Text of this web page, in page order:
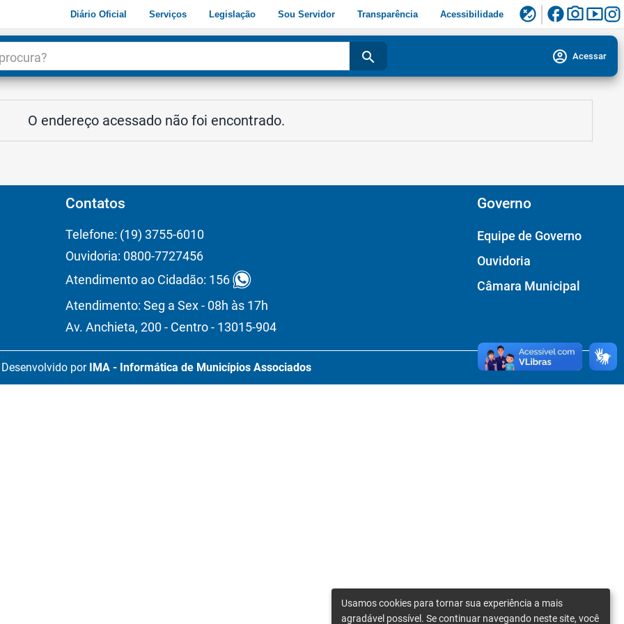
Diário Oficial Serviços Legislação Sou Servidor Transparência Acessibilidade flaky facebookphoto_camerasmart_display
search account_circle Acessar
O endereço acessado não foi encontrado.
Contatos
Telefone: (19) 3755-6010
Ouvidoria: 0800-7727456
Atendimento ao Cidadão: 156
Atendimento: Seg a Sex - 08h às 17h
Av. Anchieta, 200 - Centro - 13015-904
Governo
Equipe de Governo
Ouvidoria
Câmara Municipal
Desenvolvido por IMA - Informática de Municípios Associados
Usamos cookies para tornar sua experiência a mais
agradável possível. Se continuar navegando neste site, você